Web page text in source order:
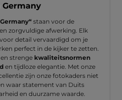
staan voor de
zorgvuldige afwerking. Elk
detail vervaardigd om je
perfect in de kijker te zetten.
strenge kwaliteitsnormen
en tijdloze elegantie. Met onze
zijn onze fotokaders niet
waar statement van Duits
en duurzame waarde.